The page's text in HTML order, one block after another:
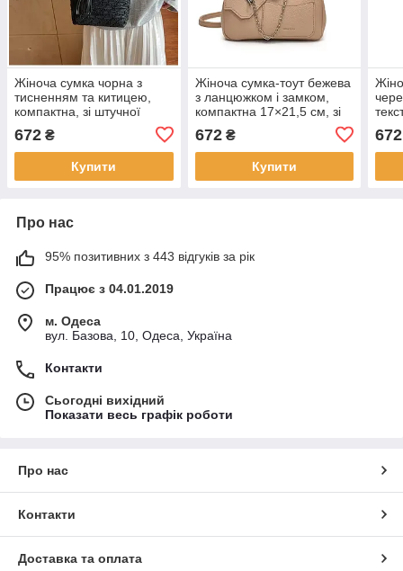
Жіноча сумка чорна з
тисненням та китицею,
компактна, зі штучної
672 ₴
Купити
Жіноча сумка-тоут бежева
з ланцюжком і замком,
компактна 17×21,5 см, зі
672₴
Купити
см
672
Про нас
95% позитивних з 443 відгуків за рік
Працює з 04.01.2019
м. Одеса
вул. Базова, 10, Одеса, Україна
Контакти
Сьогодні вихідний
Показати весь графік роботи
Про нас
Контакти
Доставка та оплата